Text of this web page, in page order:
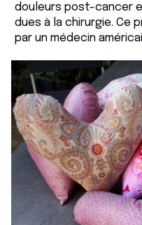
douleurs post-cancer
dues à la chirurgie. Ce
par un médecin